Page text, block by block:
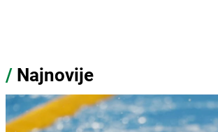
/ Najnovije